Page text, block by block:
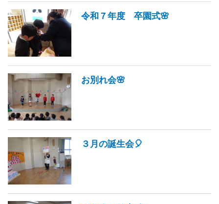
令和７年度 卒園式🌸
お別れ会🌸
３月の誕生会🎈